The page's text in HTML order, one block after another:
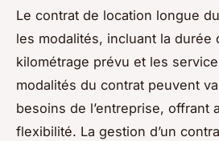
Le contrat de location longue
les modalités, incluant la durée
kilométrage prévu et les
modalités du contrat peuvent
besoins de l’entreprise, offrant
flexibilité. La gestion d’un